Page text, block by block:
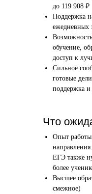
Что
до 119 908 ₽
Поддержка
ежедневных
обучение,
доступ к
Сильное
готовые
поддержка и
Опыт работы
ЕГЭ также
более
Высшее
смежное)
Английский язык
Отвечаете по-
Начать